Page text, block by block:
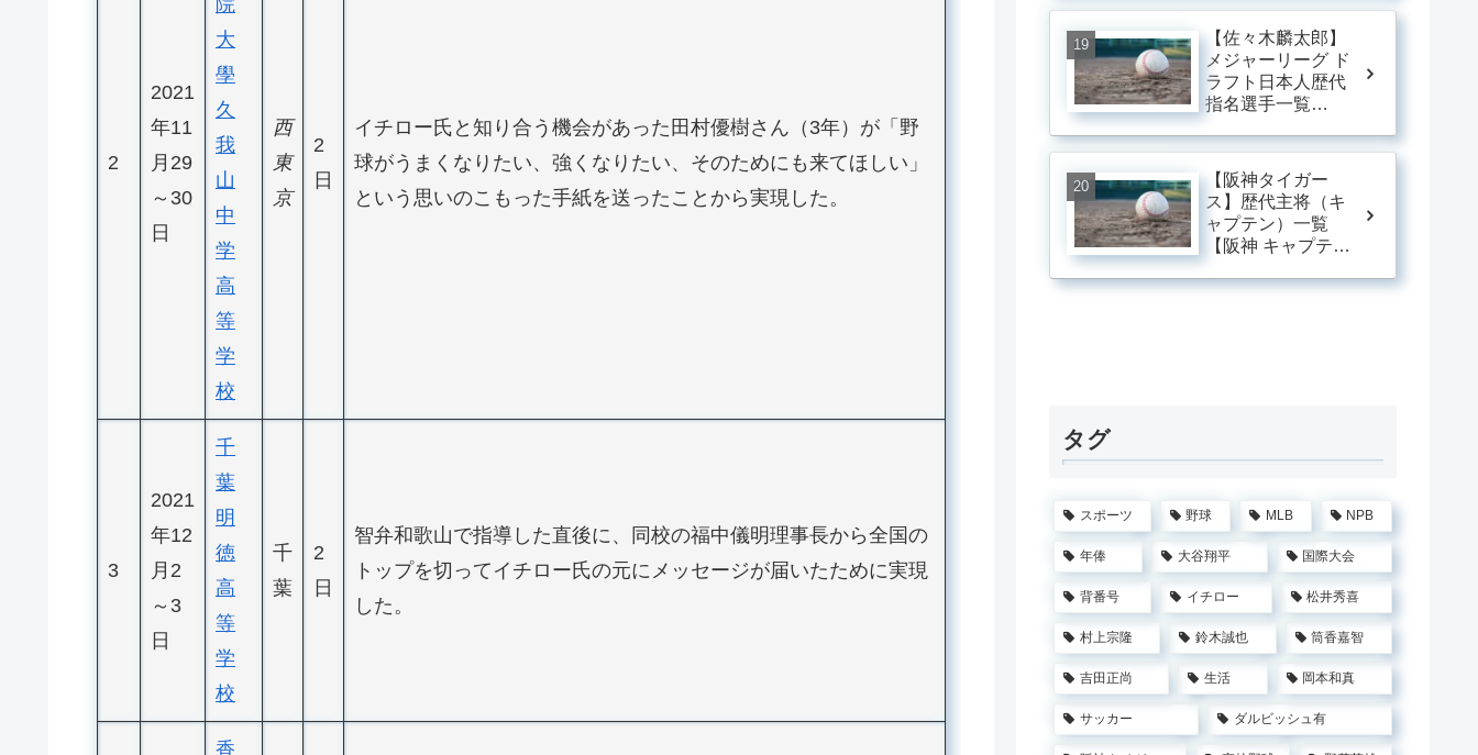
2
2021
年11
月29
～30
日
大
學
久
我
山
中
学
高
等
学
校
西
東
京
2
日
イチロー氏と知り合う機会があった田村優樹さん（3年）が「野
球がうまくなりたい、強くなりたい、そのためにも来てほしい」
という思いのこもった手紙を送ったことから実現した。
3
2021
年12
月2
～3
日
千
葉
明
徳
高
等
学
校
千
葉
2
日
智弁和歌山で指導した直後に、同校の福中儀明理事長から全国の
トップを切ってイチロー氏の元にメッセージが届いたために実現
した。
香
【MLB】
【佐々木麟太郎】
メジャーリーグ ド
ラフト日本人歴代
指名選手一覧
【阪神タイガー
ス】歴代主将（キ
ャプテン）一覧
【阪神 キャプテン
タグ
スポーツ 野球 MLB NPB
年俸 大谷翔平 国際大会
背番号 イチロー 松井秀喜
村上宗隆 鈴木誠也 筒香嘉智
吉田正尚 生活 岡本和真
サッカー ダルビッシュ有